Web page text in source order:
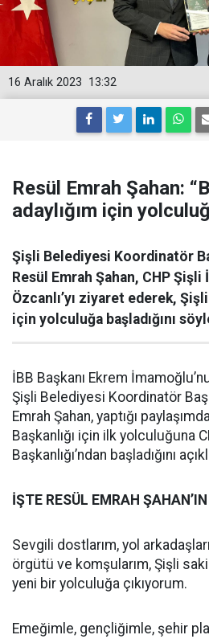
13:32
16 Aralık 2023
Resül Emrah Şahan:
adaylığım için
Şişli Belediyesi Koordinatör
Resül Emrah Şahan, CHP Şişli
Özcanlı’yı ziyaret ederek,
için yolculuğa başladığını
İBB Başkanı Ekrem
Şişli Belediyesi Koordinatör
Emrah Şahan, yaptığı
Başkanlığı için ilk yolculuğuna
Başkanlığı’ndan başladığını
İŞTE RESÜL EMRAH
Sevgili dostlarım, yol
örgütü ve komşularım, Şişli
yeni bir yolculuğa çıkıyorum.
Emeğimle, gençliğimle, şehir